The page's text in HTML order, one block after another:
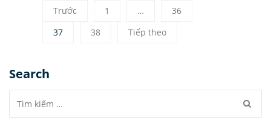
Trước 1 …
36
37
38 Tiếp theo
Search